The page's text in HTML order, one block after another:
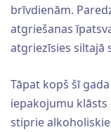
brīvdienām.
atgriešanas
atgriezīsies siltajā
Tāpat kopš šī
iepakojumu
stiprie